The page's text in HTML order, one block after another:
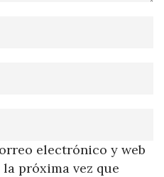
electrónico y web
próxima vez que